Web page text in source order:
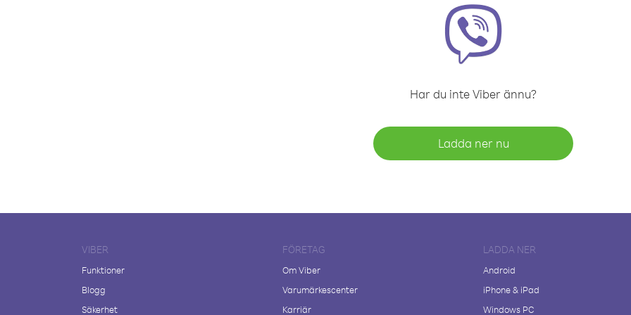
Har du inte Viber ännu?
Ladda ner nu
VIBER
Funktioner
Blogg
Säkerhet
FÖRETAG
Om Viber
Varumärkescenter
Karriär
LADDA NER
Android
iPhone & iPad
Windows PC